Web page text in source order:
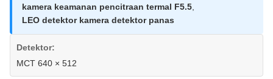
kamera keamanan pencitraan termal F5.5
LEO detektor kamera detektor panas
Detektor:
MCT 640 × 512